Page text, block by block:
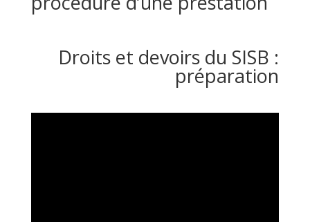
Droits et devoirs du SISB :
préparation